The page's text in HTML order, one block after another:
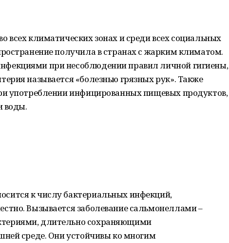
всех климатических зонах и среди всех социальных
получила в странах с жарким климатом.
при несоблюдении правил личной гигиены,
называется «болезнью грязных рук». Также
употреблении инфицированных пищевых продуктов,
воды.
к числу бактериальных инфекций,
Вызывается заболевание сальмонеллами –
длительно сохраняющими
среде. Они устойчивы ко многим